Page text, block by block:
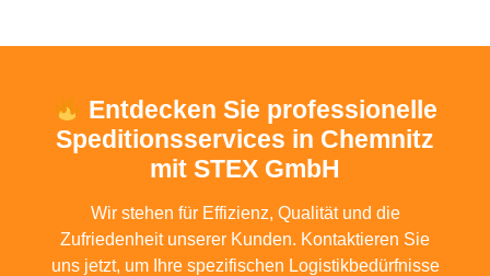
Entdecken Sie professionelle
Speditionsservices in Chemnitz
mit STEX GmbH
Wir stehen für Effizienz, Qualität und die
Zufriedenheit unserer Kunden. Kontaktieren Sie
uns jetzt, um Ihre spezifischen Logistikbedürfnisse